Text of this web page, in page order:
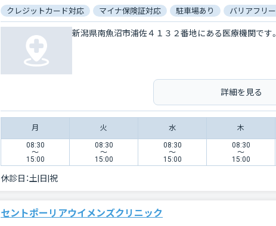
クレジットカード対応 マイナ保険証対応 駐車場あり バリアフリー
新潟県南魚沼市浦佐４１３２番地にある医療機関です。
詳細を見る
月 火 水 木
08:30
〜
15:00
08:30
〜
15:00
08:30
〜
15:00
08:30
〜
15:00
休診日：土|日|祝
セントポーリアウイメンズクリニック